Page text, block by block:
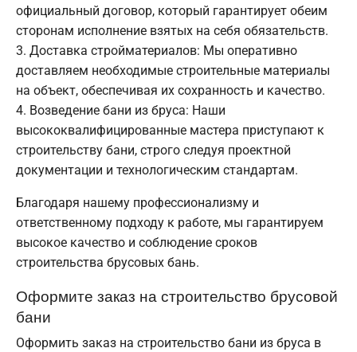
официальный договор, который гарантирует обеим
сторонам исполнение взятых на себя обязательств.
Доставка стройматериалов: Мы оперативно
доставляем необходимые строительные материалы
на объект, обеспечивая их сохранность и качество.
Возведение бани из бруса: Наши
высококвалифицированные мастера приступают к
строительству бани, строго следуя проектной
документации и технологическим стандартам.
Благодаря нашему профессионализму и
ответственному подходу к работе, мы гарантируем
высокое качество и соблюдение сроков
строительства брусовых бань.
Оформите заказ на строительство брусовой
бани
Оформить заказ на строительство бани из бруса в